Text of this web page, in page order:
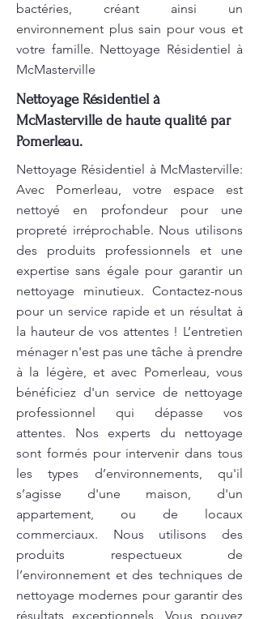
bactéries, créant ainsi un
environnement plus sain pour vous et
votre famille. Nettoyage Résidentiel à
McMasterville
Nettoyage Résidentiel à
McMasterville de haute qualité par
Pomerleau.
Nettoyage Résidentiel à McMasterville:
Avec Pomerleau, votre espace est
nettoyé en profondeur pour une
propreté irréprochable. Nous utilisons
des produits professionnels et une
expertise sans égale pour garantir un
nettoyage minutieux. Contactez-nous
pour un service rapide et un résultat à
la hauteur de vos attentes ! L’entretien
ménager n'est pas une tâche à prendre
à la légère, et avec Pomerleau, vous
bénéficiez d'un service de nettoyage
professionnel qui dépasse vos
attentes. Nos experts du nettoyage
sont formés pour intervenir dans tous
les types d’environnements, qu'il
s’agisse d'une maison, d'un
appartement, ou de locaux
commerciaux. Nous utilisons des
produits respectueux de
l’environnement et des techniques de
nettoyage modernes pour garantir des
résultats exceptionnels. Vous pouvez